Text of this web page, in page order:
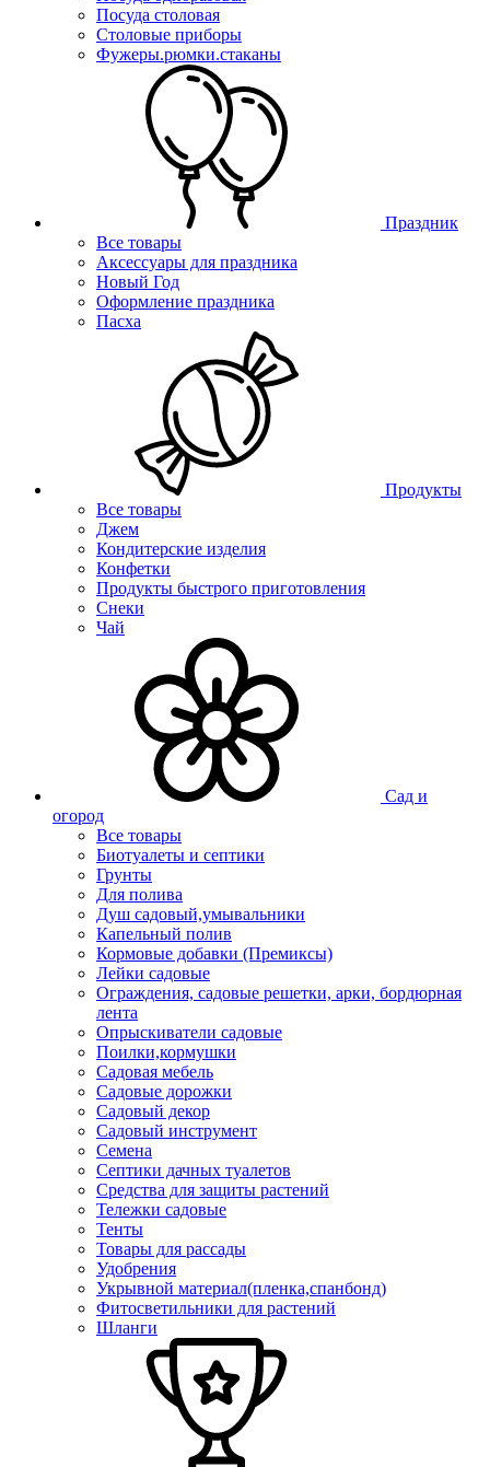
Посуда столовая
Столовые приборы
Фужеры.рюмки.стаканы
Праздник
Все товары
Аксессуары для праздника
Новый Год
Оформление праздника
Пасха
Продукты
Все товары
Джем
Кондитерские изделия
Конфетки
Продукты быстрого приготовления
Снеки
Чай
Сад и
огород
Все товары
Биотуалеты и септики
Грунты
Для полива
Душ садовый,умывальники
Капельный полив
Кормовые добавки (Премиксы)
Лейки садовые
Ограждения, садовые решетки, арки, бордюрная
лента
Опрыскиватели садовые
Поилки,кормушки
Садовая мебель
Садовые дорожки
Садовый декор
Садовый инструмент
Семена
Септики дачных туалетов
Средства для защиты растений
Тележки садовые
Тенты
Товары для рассады
Удобрения
Укрывной материал(пленка,спанбонд)
Фитосветильники для растений
Шланги